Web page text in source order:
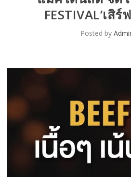
FESTIVAL’เสิ
Posted by